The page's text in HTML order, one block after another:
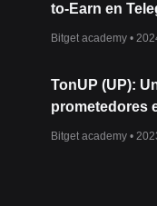
to-Earn en
Bitget academy •
TonUP (UP):
prometedores
Bitget academy •